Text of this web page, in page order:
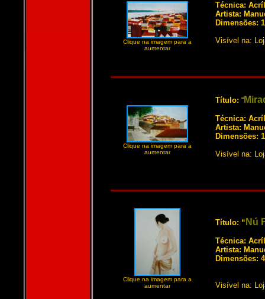
Clique na imagem para a
aumentar
Técnica:
Artista:
Dimensões:
Visível na:
Clique na imagem para a
aumentar
Título: “
Técnica:
Artista:
Dimensões:
Visível na:
Clique na imagem para a
aumentar
Título: “ Nú
Técnica:
Artista:
Dimensões:
Visível na: